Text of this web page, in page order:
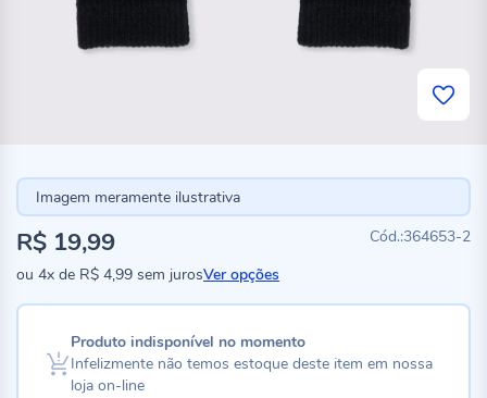
Imagem meramente ilustrativa
364653-2
R$ 19,99
ou 4x de R$ 4,99 sem jurosVer opções
Produto indisponível no momento
Infelizmente não temos estoque deste item em nossa
loja on-line